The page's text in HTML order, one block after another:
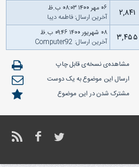
۲,۸۴۱
۰۶ مهر ۱۴۰۰ ۰۸:۰۳ ب.ظ
آخرین ارسال:فاطمه دیبا
۳,۴۵۵
۰۸ شهریور ۱۴۰۰ ۰۹:۴۶ ب.ظ
آخرین ارسال:
Computer92
مشاهده‌ی نسخه‌ی قابل چاپ
ارسال این موضوع به یک دوست
مشترک شدن در این موضوع